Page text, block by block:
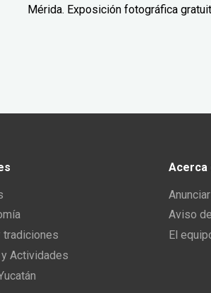
Mérida. Exposición fotográfica
tradiciones
Actividades
Acerca
Aviso
El